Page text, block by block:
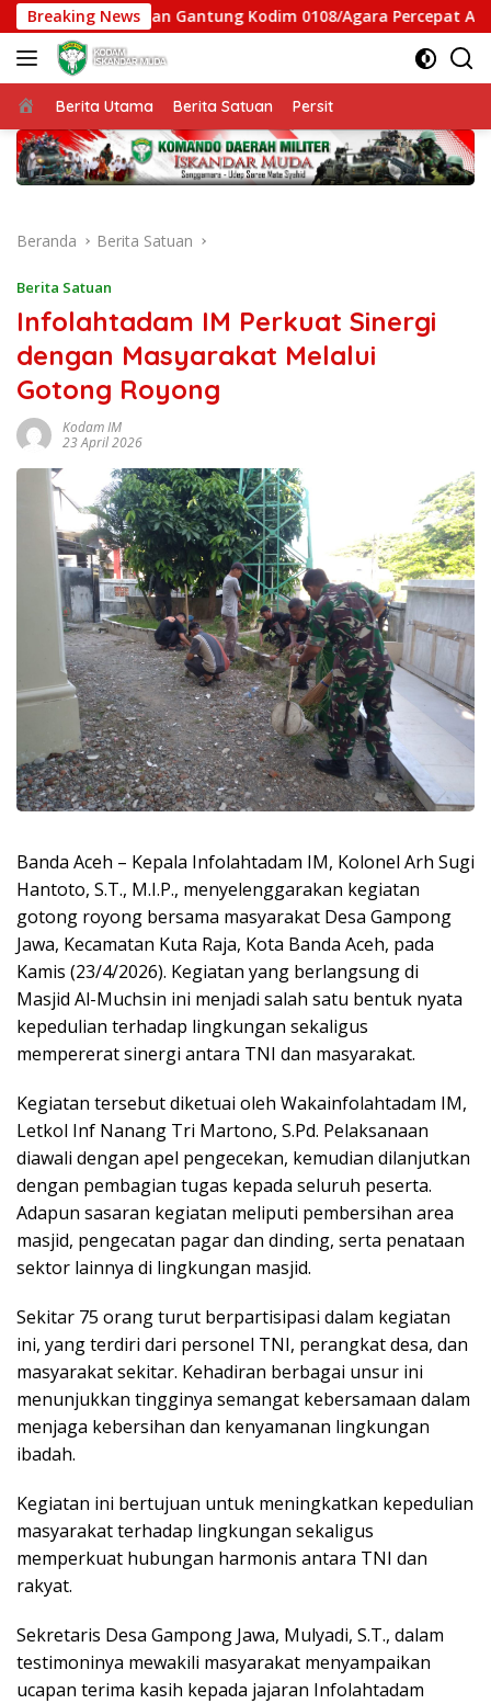
Langsung
ke
konten
Breaking News
Jembatan Gantung Kodim 0108/Agara Percepat Akses
Beranda
Berita Utama Berita Satuan Persit
Beranda Berita Satuan
Berita Satuan
Infolahtadam IM Perkuat Sinergi
dengan Masyarakat Melalui
Gotong Royong
Kodam IM
23 April 2026
Banda Aceh – Kepala Infolahtadam IM, Kolonel Arh Sugi
Hantoto, S.T., M.I.P., menyelenggarakan kegiatan
gotong royong bersama masyarakat Desa Gampong
Jawa, Kecamatan Kuta Raja, Kota Banda Aceh, pada
Kamis (23/4/2026). Kegiatan yang berlangsung di
Masjid Al-Muchsin ini menjadi salah satu bentuk nyata
kepedulian terhadap lingkungan sekaligus
mempererat sinergi antara TNI dan masyarakat.
Kegiatan tersebut diketuai oleh Wakainfolahtadam IM,
Letkol Inf Nanang Tri Martono, S.Pd. Pelaksanaan
diawali dengan apel pengecekan, kemudian dilanjutkan
dengan pembagian tugas kepada seluruh peserta.
Adapun sasaran kegiatan meliputi pembersihan area
masjid, pengecatan pagar dan dinding, serta penataan
sektor lainnya di lingkungan masjid.
Sekitar 75 orang turut berpartisipasi dalam kegiatan
ini, yang terdiri dari personel TNI, perangkat desa, dan
masyarakat sekitar. Kehadiran berbagai unsur ini
menunjukkan tingginya semangat kebersamaan dalam
menjaga kebersihan dan kenyamanan lingkungan
ibadah.
Kegiatan ini bertujuan untuk meningkatkan kepedulian
masyarakat terhadap lingkungan sekaligus
memperkuat hubungan harmonis antara TNI dan
rakyat.
Sekretaris Desa Gampong Jawa, Mulyadi, S.T., dalam
testimoninya mewakili masyarakat menyampaikan
ucapan terima kasih kepada jajaran Infolahtadam